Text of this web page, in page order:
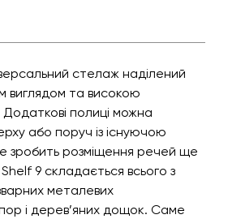
стелаж наділений
виглядом та високою
Додаткові полиці можна
або поруч із існуючою
зробить розміщення речей ще
9 складається всього з
металевих
і дерев’яних дощок. Саме